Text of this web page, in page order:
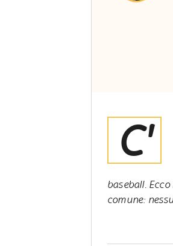
C'
baseball.
comune: